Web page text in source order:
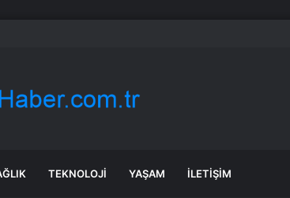
“Cao” ve “Myk” Toplantılarına Başkanlık Etti
TEKNOLOJI YAŞAM İLETIŞIM